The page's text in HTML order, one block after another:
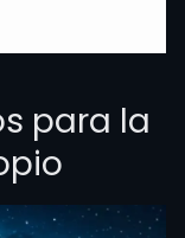
para la